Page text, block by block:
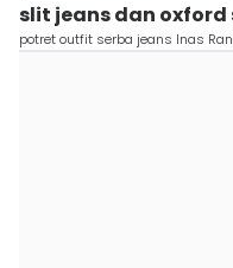
slit jeans dan oxford
potret outfit serba jeans Inas